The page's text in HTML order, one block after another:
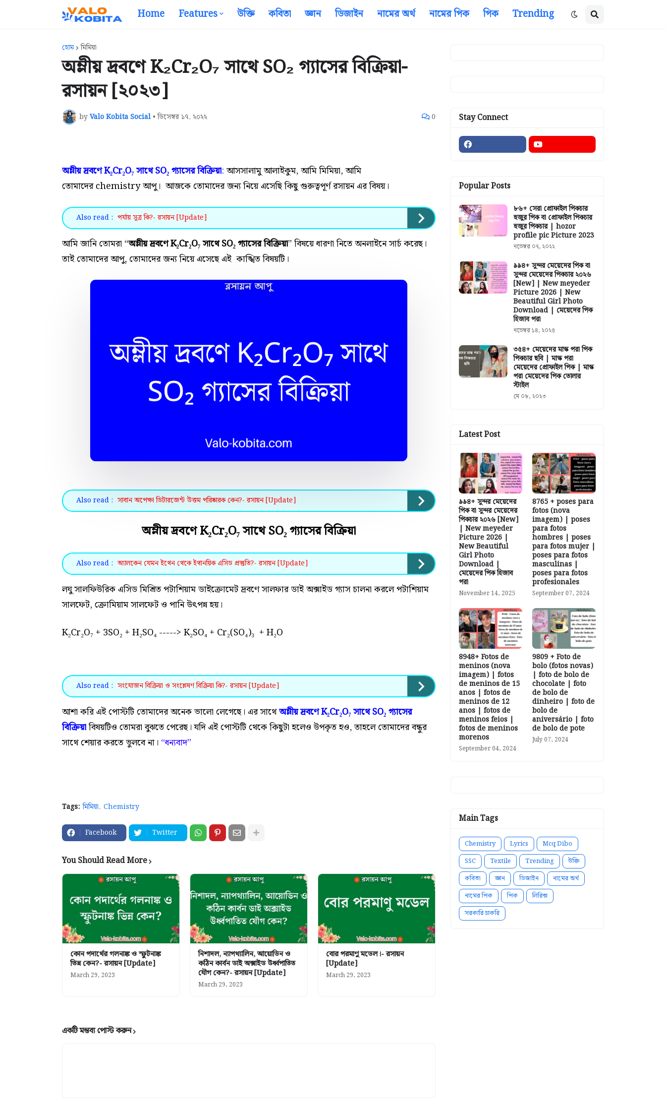
Home Features উক্তি কবিতা জ্ঞান ডিজাইন নামের অর্থ নামের পিক পিক Trending
হোম মিমিয়া
অম্লীয় দ্রবণে K₂Cr₂O₇ সাথে SO₂ গ্যাসের বিক্রিয়া-
রসায়ন [২০২৩]
byValo Kobita Social • ডিসেম্বর ১৭, ২০২২ 0
অম্লীয় দ্রবণে K₂Cr₂O₇ সাথে SO₂ গ্যাসের বিক্রিয়া: আসসালামু আলাইকুম,আমি মিমিয়া, আমি
তোমাদের chemistry আপু। আজকে তোমাদের জন্য নিয়ে এসেছি কিছু গুরুত্বপূর্ণ রসায়ন এর বিষয়।
Also read : পর্যায় সূত্র কি?- রসায়ন [Update]
আমি জানি তোমরা “অম্লীয় দ্রবণে K₂Cr₂O₇ সাথে SO₂ গ্যাসের বিক্রিয়া” বিষয়ে ধারণা নিতে অনলাইনে সার্চ করেছ।
তাই তোমাদের আপু, তোমাদের জন্য নিয়ে এসেছে এই কাঙ্খিত বিষয়টি।
Also read : সাবান অপেক্ষা ডিটারজেন্ট উত্তম পরিষ্কারক কেন?- রসায়ন [Update]
অম্লীয় দ্রবণে K₂Cr₂O₇ সাথে SO₂ গ্যাসের বিক্রিয়া
Also read : অ্যালকেন যেমন ইথেন থেকে ইথানয়িক এসিড প্রস্তুতি?- রসায়ন [Update]
লঘু সালফিউরিক এসিড মিশ্রিত পটাশিয়াম ডাইক্রোমেট দ্রবণে সালফার ডাই অক্সাইড গ্যাস চালনা করলে পটাশিয়াম
সালফেট, ক্রোমিয়াম সালফেট ও পানি উৎপন্ন হয়।
K₂Cr₂O₇ + 3SO₂ + H₂SO₄ -----> K₂SO₄ + Cr₂(SO₄)₃ + H₂O
Also read : সংযোজন বিক্রিয়া ও সংশ্লেষণ বিক্রিয়া কি?- রসায়ন [Update]
আশা করি এই পোস্টটি তোমাদের অনেক ভালো লেগেছে। এর সাথেঅম্লীয় দ্রবণে K₂Cr₂O₇ সাথে SO₂ গ্যাসের
বিক্রিয়াবিষয়টিও তোমরা বুঝতে পেরেছ। যদি এই পোস্টটি থেকে কিছুটা হলেও উপকৃত হও, তাহলে তোমাদের বন্ধুর
সাথে শেয়ার করতে ভুলবে না। “ধন্যবাদ”
Tags: মিমিয়া Chemistry
Facebook Twitter
You Should Read More
কোন পদার্থের গলনাঙ্ক ও স্ফুটনাঙ্ক
ভিন্ন কেন?- রসায়ন [Update]
March 29, 2023
নিশাদল, ন্যাপথ্যালিন, আয়োডিন ও
কঠিন কার্বন ডাই অক্সাইড উর্ধ্বপাতিত
যৌগ কেন?- রসায়ন [Update]
March 29, 2023
বোর পরমাণু মডেল।- রসায়ন
[Update]
March 29, 2023
একটি মন্তব্য পোস্ট করুন
Stay Connect
Popular Posts
৮৬+ সেরা প্রোফাইল পিকচার
হুজুর পিক বা প্রোফাইল পিকচার
হুজুর পিকচার | hozor
profile pic Picture 2023
নভেম্বর ০৭, ২০২২
৯৯৪+ সুন্দর মেয়েদের পিক বা
সুন্দর মেয়েদের পিকচার ২০২৬
[New] | New meyeder
Picture 2026 | New
Beautiful Girl Photo
Download | মেয়েদের পিক
হিজাব পরা
নভেম্বর ১৪, ২০২৫
৩৫৪+ মেয়েদের মাস্ক পরা পিক
পিকচার ছবি | মাস্ক পরা
মেয়েদের প্রোফাইল পিক | মাস্ক
পরা মেয়েদের পিক তোলার
স্টাইল
মে ০৮, ২০২৩
Latest Post
৯৯৪+ সুন্দর মেয়েদের
পিক বা সুন্দর মেয়েদের
পিকচার ২০২৬ [New]
| New meyeder
Picture 2026 |
New Beautiful
Girl Photo
Download |
মেয়েদের পিক হিজাব
পরা
November 14, 2025
8765 + poses para
fotos (nova
imagem) | poses
para fotos
hombres | poses
para fotos mujer |
poses para fotos
masculinas |
poses para fotos
profesionales
September 07, 2024
8948+ Fotos de
meninos (nova
imagem) | fotos
de meninos de 15
anos | fotos de
meninos de 12
anos | fotos de
meninos feios |
fotos de meninos
morenos
September 04, 2024
9809 + Foto de
bolo (fotos novas)
| foto de bolo de
chocolate | foto
de bolo de
dinheiro | foto de
bolo de
aniversário | foto
de bolo de pote
July 07, 2024
Main Tags
Chemistry Lyrics
Mcq Dibo
SSC
Textile Trending
উক্তি
কবিতা
জ্ঞান ডিজাইন
নামের অর্থ
নামের পিক
পিক
লিরিক্স
সরকারি চাকরি